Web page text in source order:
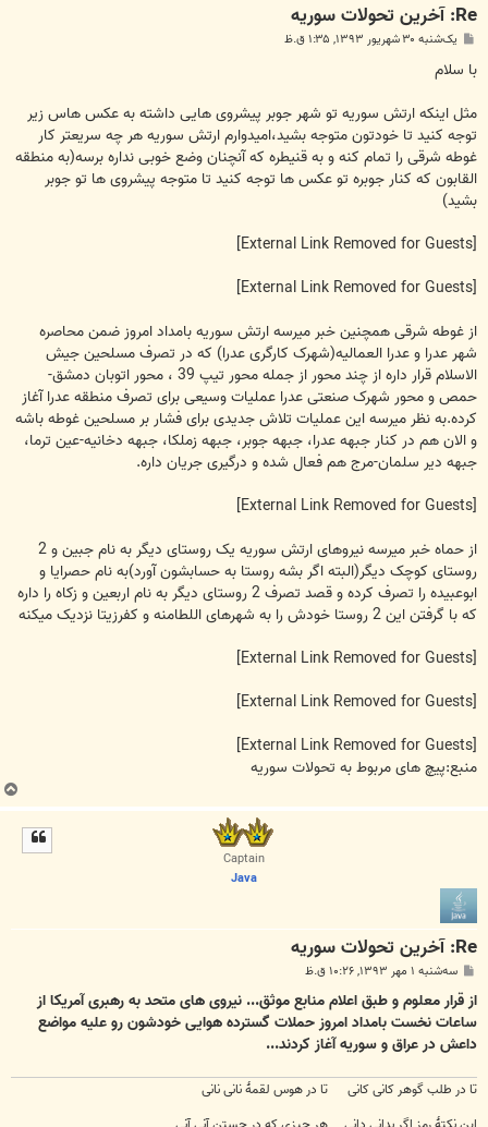
Re: آخرين تحولات سوريه
پ
ت
یک‌شنبه ۳۰ شهریور ۱۳۹۳, ۱:۳۵ ق.ظ
با سلام
مثل اینکه ارتش سوریه تو شهر جوبر پیشروی هایی داشته به عکس هاس زیر
توجه کنید تا خودتون متوجه بشید،امیدوارم ارتش سوریه هر چه سریعتر کار
غوطه شرقی را تمام کنه و به قنیطره که آنچنان وضع خوبی نداره برسه(به منطقه
القابون که کنار جوبره تو عکس ها توجه کنید تا متوجه پیشروی ها تو جوبر
بشید)
از غوطه شرقی همچنین خبر میرسه ارتش سوریه بامداد امروز ضمن محاصره
شهر عدرا و عدرا العمالیه(شهرک کارگری عدرا) که در تصرف مسلحین جیش
الاسلام قرار داره از چند محور از جمله محور تیپ 39 ، محور اتوبان دمشق-
حمص و محور شهرک صنعتی عدرا عملیات وسیعی برای تصرف منطقه عدرا آغاز
کرده.به نظر میرسه این عملیات تلاش جدیدی برای فشار بر مسلحین غوطه باشه
و الان هم در کنار جبهه عدرا، جبهه جوبر، جبهه زملکا، جبهه دخانیه-عین ترما،
جبهه دیر سلمان-مرج هم فعال شده و درگیری جریان داره.
از حماه خبر میرسه نیروهای ارتش سوریه یک روستای دیگر به نام جبین و 2
روستای کوچک دیگر(البته اگر بشه روستا به حسابشون آورد)به نام حصرایا و
ابوعبیده را تصرف کرده و قصد تصرف 2 روستای دیگر به نام اربعین و زکاه را داره
که با گرفتن این 2 روستا خودش را به شهرهای اللطامنه و کفرزیتا نزدیک میکنه
منبع:پیچ های مربوط به تحولات سوریه
ب
ا
Captain
Java
Re: آخرين تحولات سوريه
پ
ت
سه‌شنبه ۱ مهر ۱۳۹۳, ۱۰:۲۶ ق.ظ
از قرار معلوم و طبق اعلام منابع موثق... نیروی های متحد به رهبری آمریکا از
ساعات نخست بامداد امروز حملات گسترده هوایی خودشون رو علیه مواضع
داعش در عراق و سوریه آغاز کردند...
تا در طلب گوهر کانی کانی تا در هوس لقمهٔ نانی نانی